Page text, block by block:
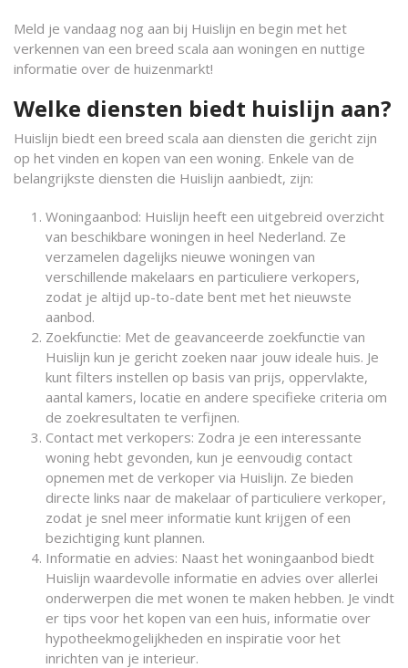
Meld je vandaag nog aan bij Huislijn en begin met het
verkennen van een breed scala aan woningen en nuttige
informatie over de huizenmarkt!
Welke diensten biedt huislijn aan?
Huislijn biedt een breed scala aan diensten die gericht zijn
op het vinden en kopen van een woning. Enkele van de
belangrijkste diensten die Huislijn aanbiedt, zijn:
Woningaanbod: Huislijn heeft een uitgebreid overzicht
van beschikbare woningen in heel Nederland. Ze
verzamelen dagelijks nieuwe woningen van
verschillende makelaars en particuliere verkopers,
zodat je altijd up-to-date bent met het nieuwste
aanbod.
Zoekfunctie: Met de geavanceerde zoekfunctie van
Huislijn kun je gericht zoeken naar jouw ideale huis. Je
kunt filters instellen op basis van prijs, oppervlakte,
aantal kamers, locatie en andere specifieke criteria om
de zoekresultaten te verfijnen.
Contact met verkopers: Zodra je een interessante
woning hebt gevonden, kun je eenvoudig contact
opnemen met de verkoper via Huislijn. Ze bieden
directe links naar de makelaar of particuliere verkoper,
zodat je snel meer informatie kunt krijgen of een
bezichtiging kunt plannen.
Informatie en advies: Naast het woningaanbod biedt
Huislijn waardevolle informatie en advies over allerlei
onderwerpen die met wonen te maken hebben. Je vindt
er tips voor het kopen van een huis, informatie over
hypotheekmogelijkheden en inspiratie voor het
inrichten van je interieur.